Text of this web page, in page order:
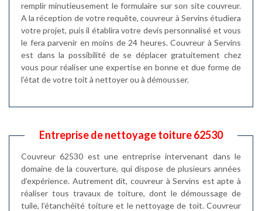
remplir minutieusement le formulaire sur son site couvreur.
A la réception de votre requête, couvreur à Servins étudiera
votre projet, puis il établira votre devis personnalisé et vous
le fera parvenir en moins de 24 heures. Couvreur à Servins
est dans la possibilité de se déplacer gratuitement chez
vous pour réaliser une expertise en bonne et due forme de
l’état de votre toit à nettoyer ou à démousser.
Entreprise de nettoyage toiture 62530
Couvreur 62530 est une entreprise intervenant dans le
domaine de la couverture, qui dispose de plusieurs années
d’expérience. Autrement dit, couvreur à Servins est apte à
réaliser tous travaux de toiture, dont le démoussage de
tuile, l’étanchéité toiture et le nettoyage de toit. Couvreur